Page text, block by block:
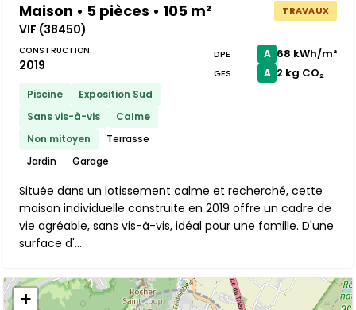
Maison • 5 pièces • 105 m² TRAVAUX
VIF (38450)
CONSTRUCTION
2019
Piscine
Exposition Sud
Sans vis-à-vis
Calme
Non mitoyen
Terrasse
Jardin
Garage
DPE A 68 kWh/m²
GES A 2 kg CO₂
Située dans un lotissement calme et recherché, cette
maison individuelle construite en 2019 offre un cadre de
vie agréable, sans vis-à-vis, idéal pour une famille. D'une
surface d'...
+